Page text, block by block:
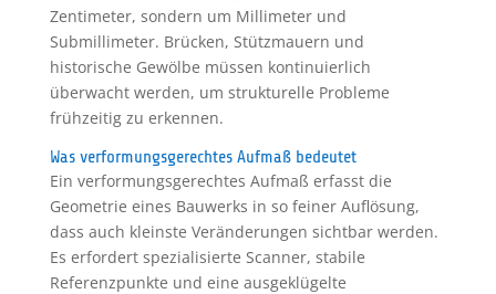
Zentimeter, sondern um Millimeter und
Submillimeter. Brücken, Stützmauern und
historische Gewölbe müssen kontinuierlich
überwacht werden, um strukturelle Probleme
frühzeitig zu erkennen.
Was verformungsgerechtes Aufmaß bedeutet
Ein verformungsgerechtes Aufmaß erfasst die
Geometrie eines Bauwerks in so feiner Auflösung,
dass auch kleinste Veränderungen sichtbar werden.
Es erfordert spezialisierte Scanner, stabile
Referenzpunkte und eine ausgeklügelte